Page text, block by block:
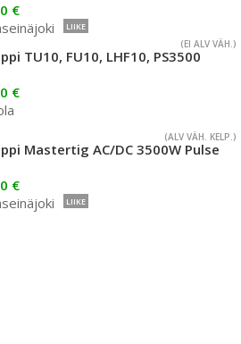
€
LIIKE
(EI ALV VÄH.)
TU10, FU10, LHF10, PS3500
€
(ALV VÄH. KELP.)
Mastertig AC/DC 3500W Pulse
€
LIIKE